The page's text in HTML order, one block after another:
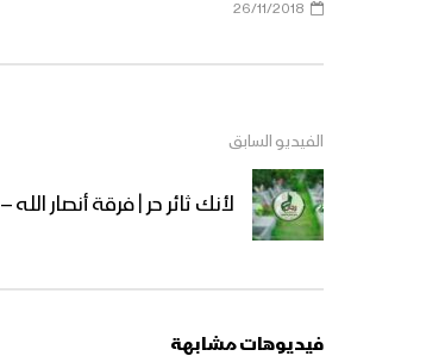
26/11/2018
الفيديو السابق
لأنك ثائر حر | فرقة أنصار الله – 1441هـ
فيديوهات مشابهة